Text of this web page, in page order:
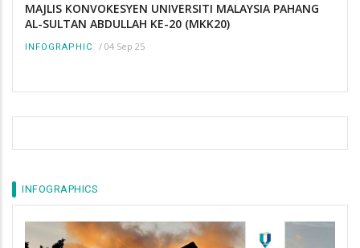
MAJLIS KONVOKESYEN UNIVERSITI MALAYSIA PAHANG
AL-SULTAN ABDULLAH KE-20 (MKK20)
INFOGRAPHIC / 04 Sep 25
INFOGRAPHICS